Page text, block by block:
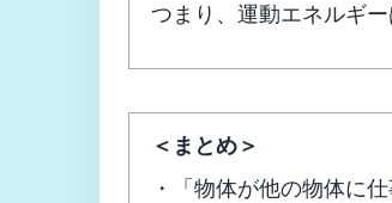
つまり、運動エネルギ
＜まとめ＞
・「物体が他の物体に